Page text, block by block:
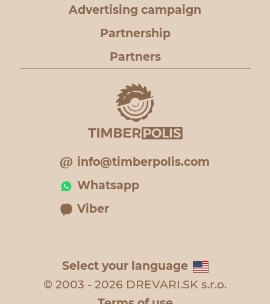
Advertising campaign
Partnership
Partners
info@timberpolis.com
Whatsapp
Viber
Select your language
© 2003 - 2026 DREVARI.SK s.r.o.